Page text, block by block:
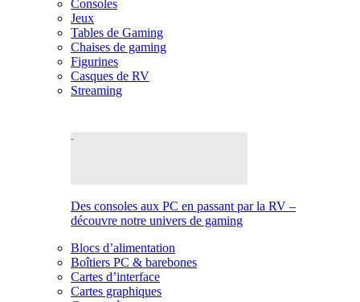
Consoles
Jeux
Tables de Gaming
Chaises de gaming
Figurines
Casques de RV
Streaming
Des consoles aux PC en passant par la RV –
découvre notre univers de gaming
Blocs d’alimentation
Boîtiers PC & barebones
Cartes d’interface
Cartes graphiques